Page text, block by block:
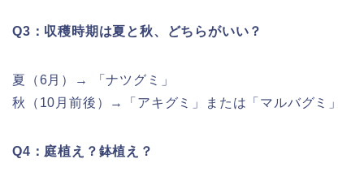
Q3：収穫時期は夏と秋、どちらがいい？
夏（6月）→ 「ナツグミ」
秋（10月前後）→「アキグミ」または「マルバグミ」
Q4：庭植え？鉢植え？